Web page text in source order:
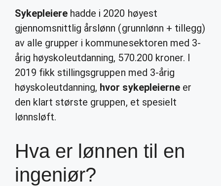
Sykepleiere hadde i 2020 høyest
gjennomsnittlig årslønn (grunnlønn + tillegg)
av alle grupper i kommunesektoren med 3-
årig høyskoleutdanning, 570.200 kroner. I
2019 fikk stillingsgruppen med 3-årig
høyskoleutdanning, hvor sykepleierneer
den klart største gruppen, et spesielt
lønnsløft.
Hva er lønnen til en
ingeniør?